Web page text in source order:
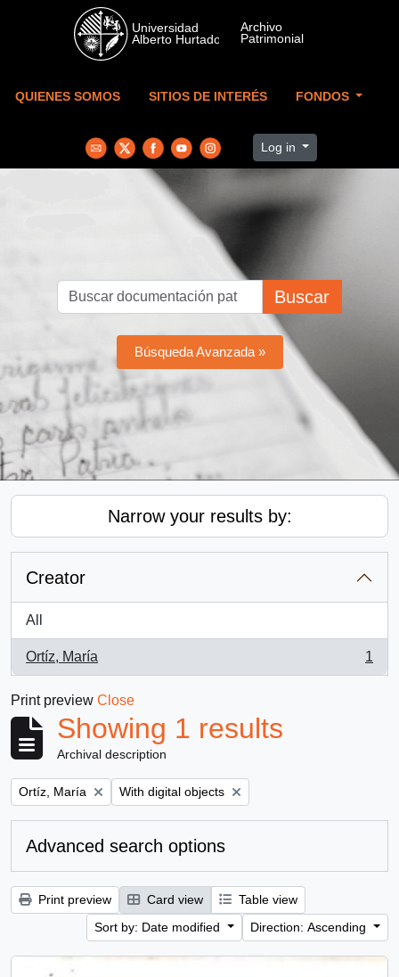
Skip to main content
QUIENES SOMOS SITIOS DE INTERÉS FONDOS
Log in
Buscar
Búsqueda Avanzada »
Narrow your results by:
Creator
All
Ortíz, María
, 1 results
1
Print preview Close
Showing 1 results
Archival description
Remove filter:
Ortíz, María Remove filter:
With digital objects
Advanced search options
Print preview Card view
Table view
Sort by: Date modified
Direction: Ascending